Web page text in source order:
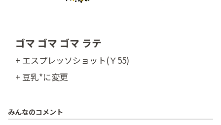
ゴマ ゴマ ゴマ ラテ
+ エスプレッソショット(￥55)
+ 豆乳*に変更
みんなのコメント